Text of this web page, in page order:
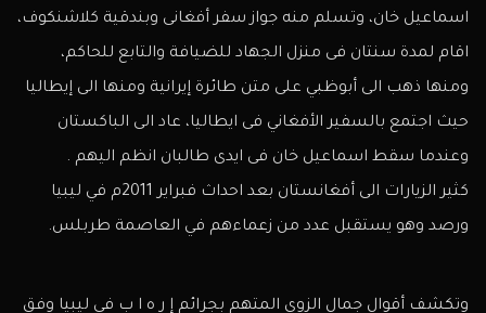
اسماعيل خان، وتسلم منه جواز سفر أفغانى وبندقية كلاشنكوف،
اقام لمدة سنتان فى منزل الجهاد للضيافة والتابع للحاكم،
ومنها ذهب الى أبوظبي على متن طائرة إيرانية ومنها الى إيطاليا
حيث اجتمع بالسفير الأفغاني فى ايطاليا، عاد الى الباكستان
وعندما سقط اسماعيل خان فى ايدى طالبان انظم اليهم .
كثير الزيارات الى أفغانستان بعد احداث فبراير 2011م في ليبيا
ورصد وهو يستقبل عدد من زعماءهم في العاصمة طربلس.
وتكشف أقوال جمال الزوي المتهم بجرائم إ ر ه ا ب فى ليبيا وفق